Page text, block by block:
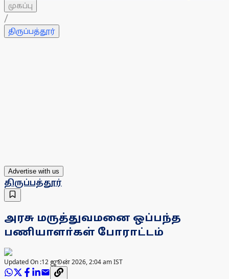
முகப்பு
/
திருப்பத்தூர்
Advertise with us
திருப்பத்தூர்
அரசு மருத்துவமனை ஒப்பந்த
பணியாளா்கள் போராட்டம்
Updated On :12 ஜூன் 2026, 2:04 am IST